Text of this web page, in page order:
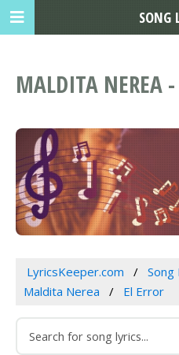
MALDITA NEREA -
LyricsKeeper.com
Song
Maldita Nerea
El Error
SONG